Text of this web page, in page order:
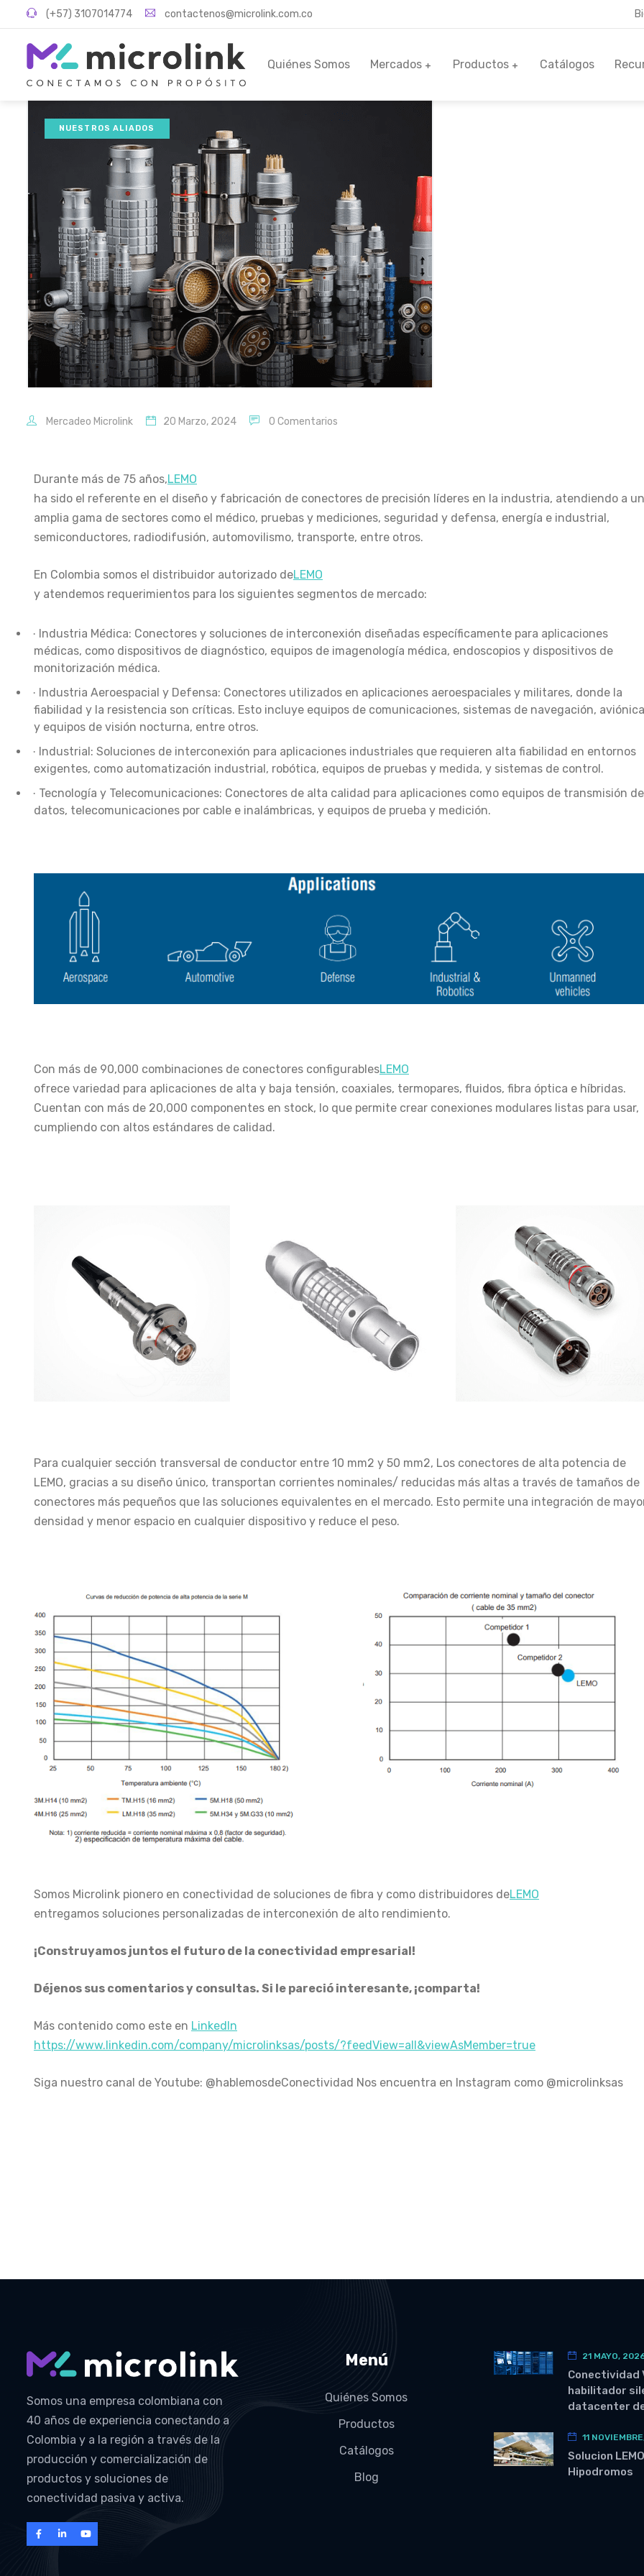
(+57) 3107014774 contactenos@microlink.com.co
Quiénes Somos Mercados Productos Catálogos
NUESTROS ALIADOS
Mercadeo Microlink 20 Marzo, 2024 0 Comentarios
Durante más de 75 años,LEMO
ha sido el referente en el diseño y fabricación de conectores de precisión líderes en la industria, atendiendo a
amplia gama de sectores como el médico, pruebas y mediciones, seguridad y defensa, energía e industrial,
semiconductores, radiodifusión, automovilismo, transporte, entre otros.
En Colombia somos el distribuidor autorizado deLEMO
y atendemos requerimientos para los siguientes segmentos de mercado:
· Industria Médica: Conectores y soluciones de interconexión diseñadas específicamente para aplicaciones
médicas, como dispositivos de diagnóstico, equipos de imagenología médica, endoscopios y dispositivos de
monitorización médica.
· Industria Aeroespacial y Defensa: Conectores utilizados en aplicaciones aeroespaciales y militares, donde la
fiabilidad y la resistencia son críticas. Esto incluye equipos de comunicaciones, sistemas de navegación, aviónica
y equipos de visión nocturna, entre otros.
· Industrial: Soluciones de interconexión para aplicaciones industriales que requieren alta fiabilidad en entornos
exigentes, como automatización industrial, robótica, equipos de pruebas y medida, y sistemas de control.
· Tecnología y Telecomunicaciones: Conectores de alta calidad para aplicaciones como equipos de transmisión de
datos, telecomunicaciones por cable e inalámbricas, y equipos de prueba y medición.
Con más de 90,000 combinaciones de conectores configurablesLEMO
ofrece variedad para aplicaciones de alta y baja tensión, coaxiales, termopares, fluidos, fibra óptica e híbridas.
Cuentan con más de 20,000 componentes en stock, lo que permite crear conexiones modulares listas para usar,
cumpliendo con altos estándares de calidad.
Para cualquier sección transversal de conductor entre 10 mm2 y 50 mm2, Los conectores de alta potencia de
LEMO, gracias a su diseño único, transportan corrientes nominales/ reducidas más altas a través de tamaños de
conectores más pequeños que las soluciones equivalentes en el mercado. Esto permite una integración de
densidad y menor espacio en cualquier dispositivo y reduce el peso.
Somos Microlink pionero en conectividad de soluciones de fibra y como distribuidores deLEMO
entregamos soluciones personalizadas de interconexión de alto rendimiento.
¡Construyamos juntos el futuro de la conectividad empresarial!
Déjenos sus comentarios y consultas. Si le pareció interesante, ¡comparta!
Más contenido como este en LinkedIn
https://www.linkedin.com/company/microlinksas/posts/?feedView=all&viewAsMember=true
Siga nuestro canal de Youtube: @hablemosdeConectividad Nos encuentra en Instagram como @microlinksas
Somos una empresa colombiana con
40 años de experiencia conectando a
Colombia y a la región a través de la
producción y comercialización de
productos y soluciones de
conectividad pasiva y activa.
Menú
Quiénes Somos
Productos
Catálogos
Blog
21 MAYO,
Conectividad
habilitador
datacenter
11
Solucion LEMO
Hipodromos